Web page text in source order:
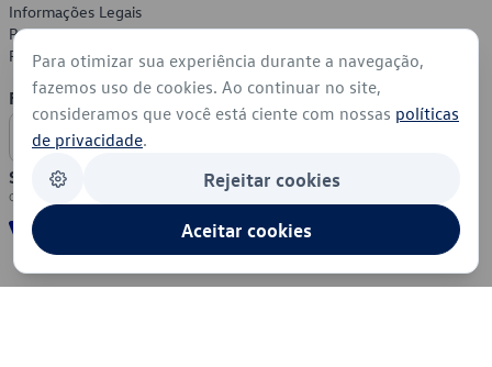
Informações Legais
Política de Privacidade
Política de Cookies
Formas de Pagamento
Segurança
Para otimizar sua experiência durante a navegação,
fazemos uso de cookies. Ao continuar no site,
consideramos que você está ciente com nossas políticas
de privacidade.
Rejeitar cookies
Aceitar cookies